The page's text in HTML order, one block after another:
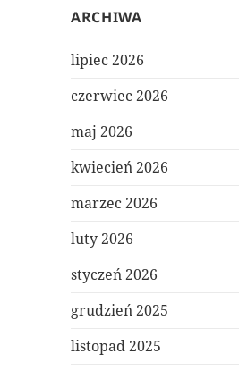
ARCHIWA
lipiec 2026
czerwiec 2026
maj 2026
kwiecień 2026
marzec 2026
luty 2026
styczeń 2026
grudzień 2025
listopad 2025